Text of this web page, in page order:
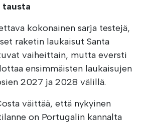
kokonainen sarja testejä,
raketin laukaisut Santa
vaiheittain, mutta eversti
ensimmäisten laukaisujen
2027 ja 2028 välillä.
väittää, että nykyinen
on Portugalin kannalta